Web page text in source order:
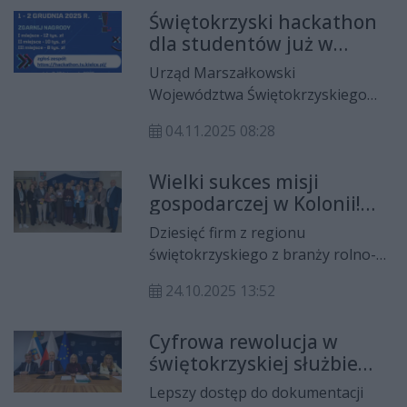
przedstawicieli placówek
medycznych.
Świętokrzyskiego.
Świętokrzyski hackathon
dla studentów już w
grudniu!
Urząd Marszałkowski
Województwa Świętokrzyskiego
uczelni do udziału w wyjątkowym
Świętokrzyskie, które odbędzie się
1–2 grudnia 2025 roku na
Politechnice Świętokrzyskiej w
Kielcach.
04.11.2025 08:28
Wielki sukces misji
gospodarczej w Kolonii!
ANUGA 2025 zaowocuje
pierwszymi kontraktami
dla świętokrzyskich firm!
Dziesięć firm z regionu
świętokrzyskiego z branży rolno-
zaprezentowało swoje produkty na
Spożywczych ANUGA 2025 w
Kolonii. Podczas dzisiejszego
spotkania podsumowującego,
24.10.2025 13:52
Cyfrowa rewolucja w
świętokrzyskiej służbie
zdrowia. Ponad 93 miliony
Lepszy dostęp do dokumentacji